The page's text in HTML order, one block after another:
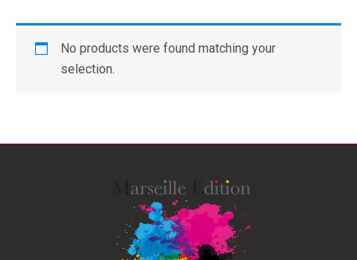
No products were found matching your
selection.